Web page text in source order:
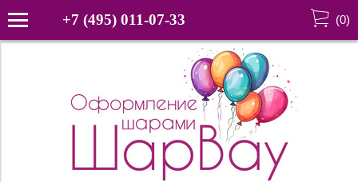
+7 (495) 011-07-33 (0)